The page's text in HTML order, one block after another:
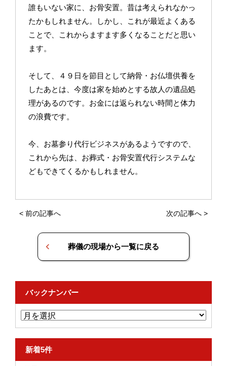
誰もいない家に、お骨安置。昔は考えられなかっ
たかもしれません。しかし、これが最近よくある
ことで、これからますます多くなることだと思い
ます。
そして、４９日を節目として納骨・お仏壇供養を
したあとは、今度は家を始めとする故人の遺品処
理があるのです。お金には返られない時間と体力
の浪費です。
今、お墓参り代行ビジネスがあるようですので、
これから先は、お葬式・お骨安置代行システムな
どもできてくるかもしれません。
< 前の記事へ 次の記事へ >
葬儀の現場から一覧に戻る
バックナンバー
新着5件